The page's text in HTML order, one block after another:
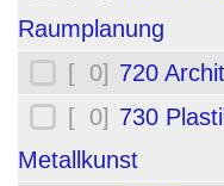
Raumplanung
[ 0] 720
[ 0] 730
Metallkunst